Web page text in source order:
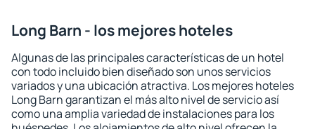
Long Barn - los mejores hoteles
Algunas de las principales características de un hotel
con todo incluido bien diseñado son unos servicios
variados y una ubicación atractiva. Los mejores hoteles
Long Barn garantizan el más alto nivel de servicio así
como una amplia variedad de instalaciones para los